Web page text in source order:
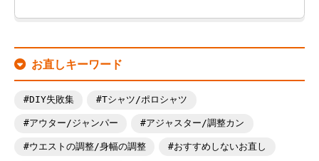
お直しキーワード
DIY失敗集 Tシャツ/ポロシャツ
アウター/ジャンパー アジャスター/調整カン
ウエストの調整/身幅の調整 おすすめしないお直し